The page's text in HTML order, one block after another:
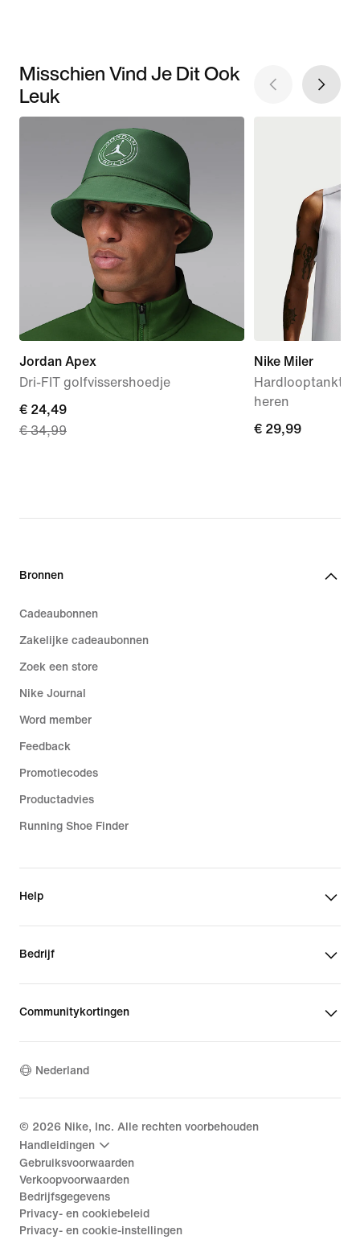
Misschien Vind Je Dit Ook
Leuk
Jordan Apex
Dri-FIT golfvissershoedje
current
price
€ 34,99
€ 24,49
€ 34,99
Nike Miler
heren
€ 29,99
€ 29,99
Bronnen
Cadeaubonnen
Zakelijke cadeaubonnen
Zoek een store
Nike Journal
Word member
Feedback
Promotiecodes
Productadvies
Running Shoe Finder
Help
Bedrijf
Communitykortingen
Nederland
© 2026 Nike, Inc. Alle rechten voorbehouden
Handleidingen
Gebruiksvoorwaarden
Verkoopvoorwaarden
Bedrijfsgegevens
Privacy- en cookiebeleid
Privacy- en cookie-instellingen